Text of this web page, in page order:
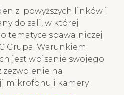
z powyższych linków i
do sali, w której
tematyce spawalniczej
Grupa. Warunkiem
jest wpisanie swojego
zezwolenie na
mikrofonu i kamery.